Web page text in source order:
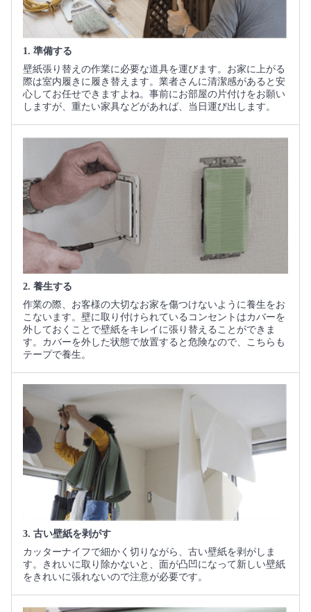
1. 準備する
壁紙張り替えの作業に必要な道具を運びます。お家に上がる
際は室内履きに履き替えます。業者さんに清潔感があると安
心してお任せできますよね。事前にお部屋の片付けをお願い
しますが、重たい家具などがあれば、当日運び出します。
2. 養生する
作業の際、お客様の大切なお家を傷つけないように養生をお
こないます。壁に取り付けられているコンセントはカバーを
外しておくことで壁紙をキレイに張り替えることができま
す。カバーを外した状態で放置すると危険なので、こちらも
テープで養生。
3. 古い壁紙を剥がす
カッターナイフで細かく切りながら、古い壁紙を剥がしま
す。きれいに取り除かないと、面が凸凹になって新しい壁紙
をきれいに張れないので注意が必要です。